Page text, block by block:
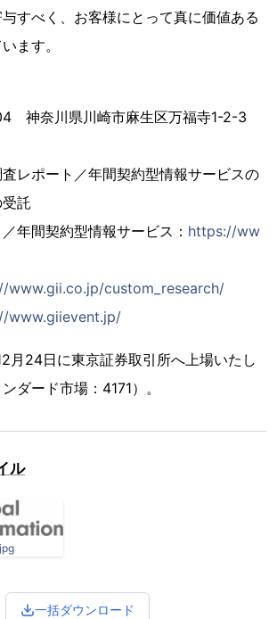
すべく、お客様にとって真に価値ある
ます。
神奈川県川崎市麻生区万福寺1-2-3
レポート／年間契約型情報サービスの
託
年間契約型情報サービス： https://ww
www.gii.co.jp/custom_research/
www.giievent.jp/
月24日に東京証券取引所へ上場いたし
ダード市場：4171）。
ル
一括ダウンロード